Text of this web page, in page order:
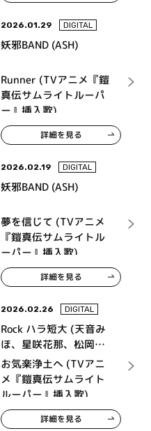
2026.01.29 DIGITAL
妖邪BAND (ASH)
Runner (TVアニメ『鎧
真伝サムライトルーパ
ー』挿入歌)
詳細を見る
2026.02.19 DIGITAL
妖邪BAND (ASH)
夢を信じて (TVアニメ
『鎧真伝サムライトル
ーパー』挿入歌)
詳細を見る
2026.02.26 DIGITAL
Rock ハラ短大 (天音み
ほ、星咲花那、松岡な
なせ)
お気楽浄土へ (TVアニ
メ『鎧真伝サムライト
ルーパー』挿入歌)
詳細を見る